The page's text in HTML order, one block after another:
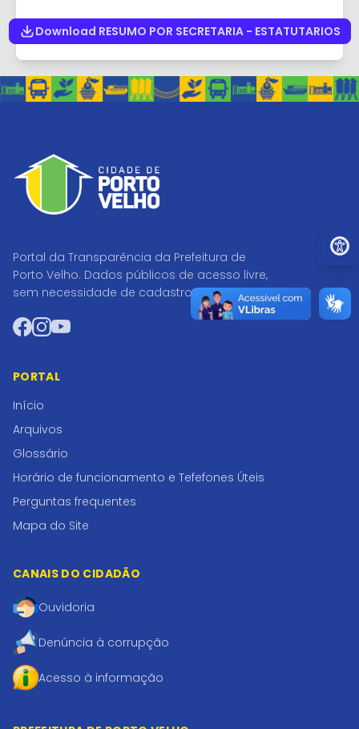
Download RESUMO POR SECRETARIA - ESTATUTARIOS
Portal da Transparência da Prefeitura de
Porto Velho. Dados públicos de acesso livre,
sem necessidade de cadastro.
Facebook
Instagram
YouTube
PORTAL
Início
Arquivos
Glossário
Horário de funcionamento e Tefefones Úteis
Perguntas frequentes
Mapa do Site
CANAIS DO CIDADÃO
Ouvidoria
Denúncia à corrupção
Acesso à informação
Ir